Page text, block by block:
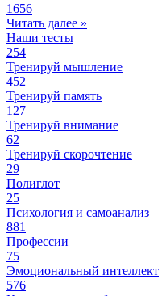
1656
Читать далее »
Наши тесты
254
Тренируй мышление
452
Тренируй память
127
Тренируй внимание
62
Тренируй скорочтение
29
Полиглот
25
Психология и самоанализ
881
Профессии
75
Эмоциональный интеллект
576